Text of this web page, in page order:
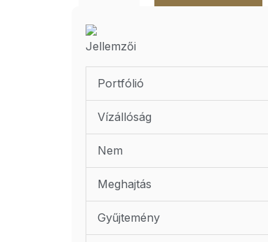
Jellemzői
Portfólió
Vízállóság
Nem
Meghajtás
Gyűjtemény